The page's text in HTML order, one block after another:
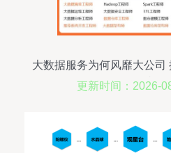
大数据服务为何风靡大公司
构的必然
更新时间：2026-